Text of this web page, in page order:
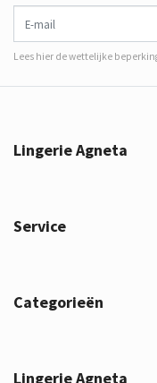
Lees hier de wettelijke
Lingerie Agneta
Service
Categorieën
Lingerie Agneta